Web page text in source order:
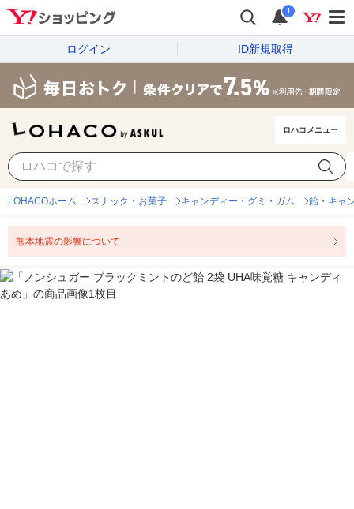
i
ログイン ID新規取得
ロハコメニュー
LOHACOホーム スナック・お菓子 キャンディー・グミ・ガム 飴・キャ
熊本地震の影響について